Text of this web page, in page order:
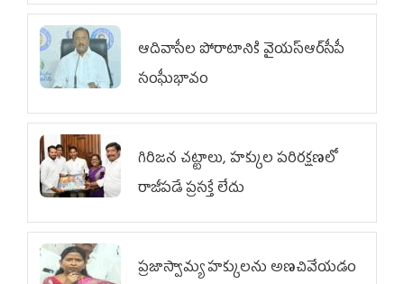
ఆదివాసీల పోరాటానికి వైయ‌స్ఆర్‌సీపీ
సంఘీభావం
గిరిజన చట్టాలు, హక్కుల పరిరక్షణలో
రాజీపడే ప్రసక్తే లేదు
ప్రజాస్వామ్య హక్కులను అణచివేయడం